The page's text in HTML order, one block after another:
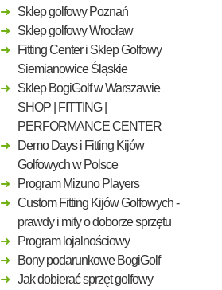
Sklep golfowy Poznań
Sklep golfowy Wrocław
Fitting Center i Sklep Golfowy
Siemianowice Śląskie
Sklep BogiGolf w Warszawie
SHOP | FITTING |
PERFORMANCE CENTER
Demo Days i Fitting Kijów
Golfowych w Polsce
Program Mizuno Players
Custom Fitting Kijów Golfowych -
prawdy i mity o doborze sprzętu
Program lojalnościowy
Bony podarunkowe BogiGolf
Jak dobierać sprzęt golfowy